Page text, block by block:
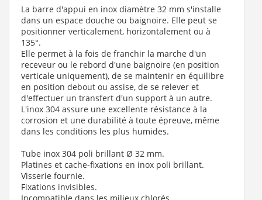
La barre d'appui en inox diamètre 32 mm s'installe
dans un espace douche ou baignoire. Elle peut se
positionner verticalement, horizontalement ou à
135°.
Elle permet à la fois de franchir la marche d'un
receveur ou le rebord d'une baignoire (en position
verticale uniquement), de se maintenir en équilibre
en position debout ou assise, de se relever et
d'effectuer un transfert d'un support à un autre.
L'inox 304 assure une excellente résistance à la
corrosion et une durabilité à toute épreuve, même
dans les conditions les plus humides.
Tube inox 304 poli brillant Ø 32 mm.
Platines et cache-fixations en inox poli brillant.
Visserie fournie.
Fixations invisibles.